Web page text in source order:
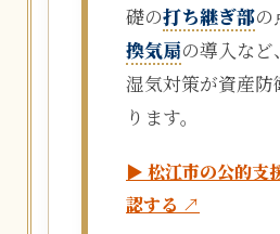
礎の打ち継ぎ部の
換気扇の導入など
湿気対策が資産防
ります。
▶ 松江市の公的支
認する ↗